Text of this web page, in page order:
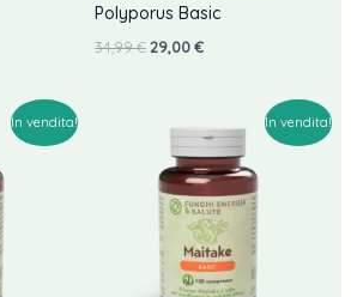
Polyporus Basic
34,99€Il
29,00€Il
In vendita! In vendita!